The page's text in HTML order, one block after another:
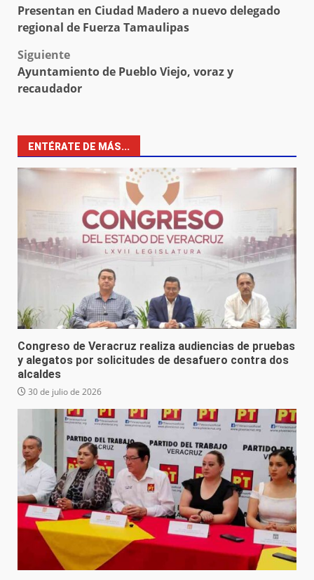
navigation
Presentan en Ciudad Madero a nuevo delegado
regional de Fuerza Tamaulipas
Siguiente
Ayuntamiento de Pueblo Viejo, voraz y
recaudador
ENTÉRATE DE MÁS...
Congreso de Veracruz realiza audiencias de pruebas
y alegatos por solicitudes de desafuero contra dos
alcaldes
30 de julio de 2026